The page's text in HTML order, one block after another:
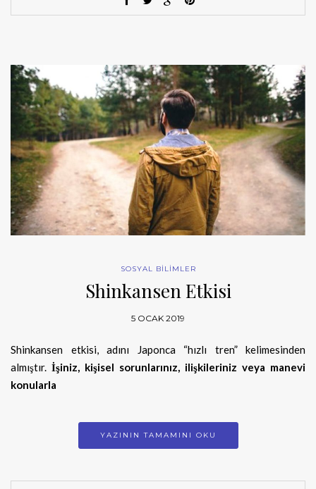
SOSYAL BİLİMLER
Shinkansen Etkisi
5 OCAK 2019
Shinkansen etkisi, adını Japonca “hızlı tren” kelimesinden
almıştır. İşiniz, kişisel sorunlarınız, ilişkileriniz veya manevi
konularla
YAZININ TAMAMINI OKU